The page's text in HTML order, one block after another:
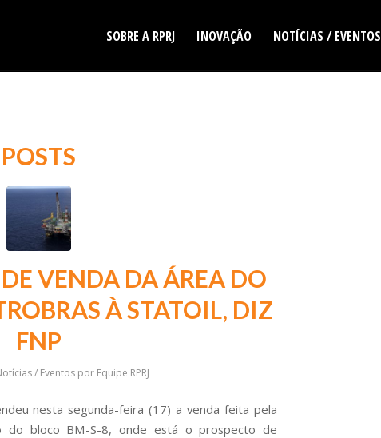
SOBRE A RPRJ INOVAÇÃO NOTÍCIAS / EVENTOS
POSTS
VENDA DA ÁREA DO
À STATOIL, DIZ
FNP
/ Eventos por Equipe RPRJ
nesta segunda-feira (17) a venda feita pela
do bloco BM-S-8, onde está o prospecto de